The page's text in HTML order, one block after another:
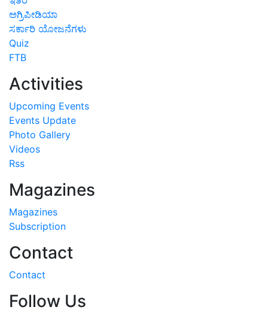
ಅಗ್ರಿಪೀಡಿಯಾ
ಸರ್ಕಾರಿ ಯೋಜನೆಗಳು
Quiz
FTB
Activities
Upcoming Events
Events Update
Photo Gallery
Videos
Rss
Magazines
Magazines
Subscription
Contact
Contact
Follow Us